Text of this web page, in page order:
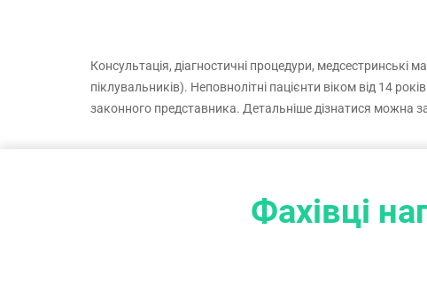
Консультація, діагностичні процедури, медсестринські
піклувальників). Неповнолітні пацієнти віком від 14
законного представника. Детальніше дізнатися можна
Фахівці